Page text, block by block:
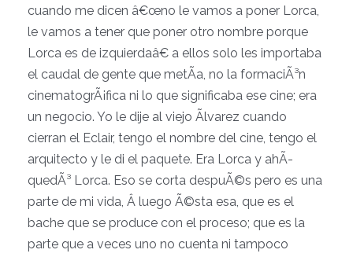
cuando me dicen â€œno le vamos a poner Lorca,
le vamos a tener que poner otro nombre porque
Lorca es de izquierdaâ€ a ellos solo les importaba
el caudal de gente que metÃ­a, no la formaciÃ³n
cinematogrÃ¡fica ni lo que significaba ese cine; era
un negocio. Yo le dije al viejo Ãlvarez cuando
cierran el Eclair, tengo el nombre del cine, tengo el
arquitecto y le di el paquete. Era Lorca y ahÃ­
quedÃ³ Lorca. Eso se corta despuÃ©s pero es una
parte de mi vida, Â luego Ã©sta esa, que es el
bache que se produce con el proceso; que es la
parte que a veces uno no cuenta ni tampoco